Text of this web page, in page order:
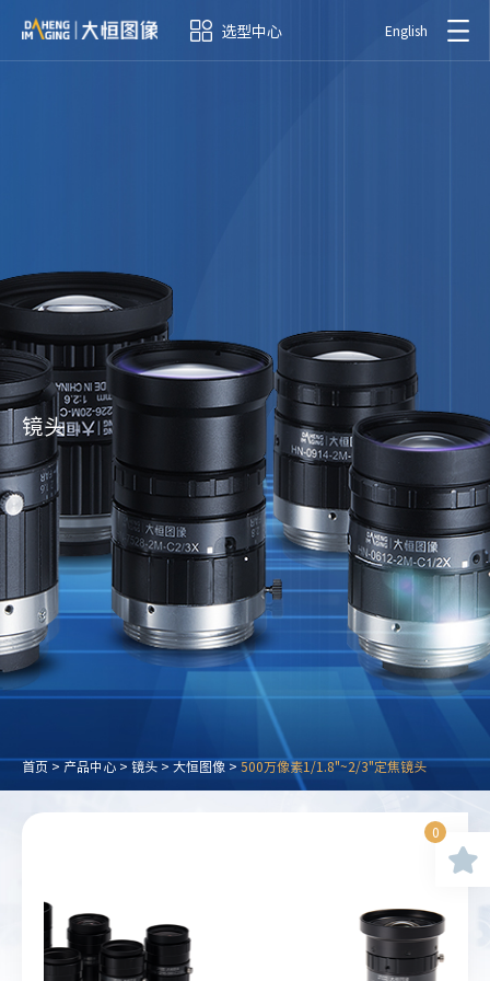
选型中心 English
镜头
首页>产品中心>镜头>大恒图像>500万像素1/1.8"~2/3"定焦镜头
0